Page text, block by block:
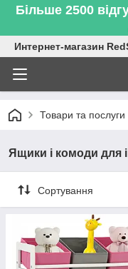
Більше 2500
Интернет-магазин
Товари та послуги
Ящики і комоди для
Сортування